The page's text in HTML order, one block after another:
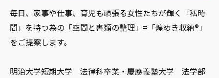
毎日、家事や仕事、育児も頑張る女性たちが輝く「私時
間」を持つ為の「空間と書類の整理」=「煌めき収納®」
をご提案します。
明治大学短期大学 法律科卒業・慶應義塾大学 法学部